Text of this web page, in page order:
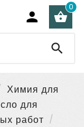
 
0

Химия для
для
работ